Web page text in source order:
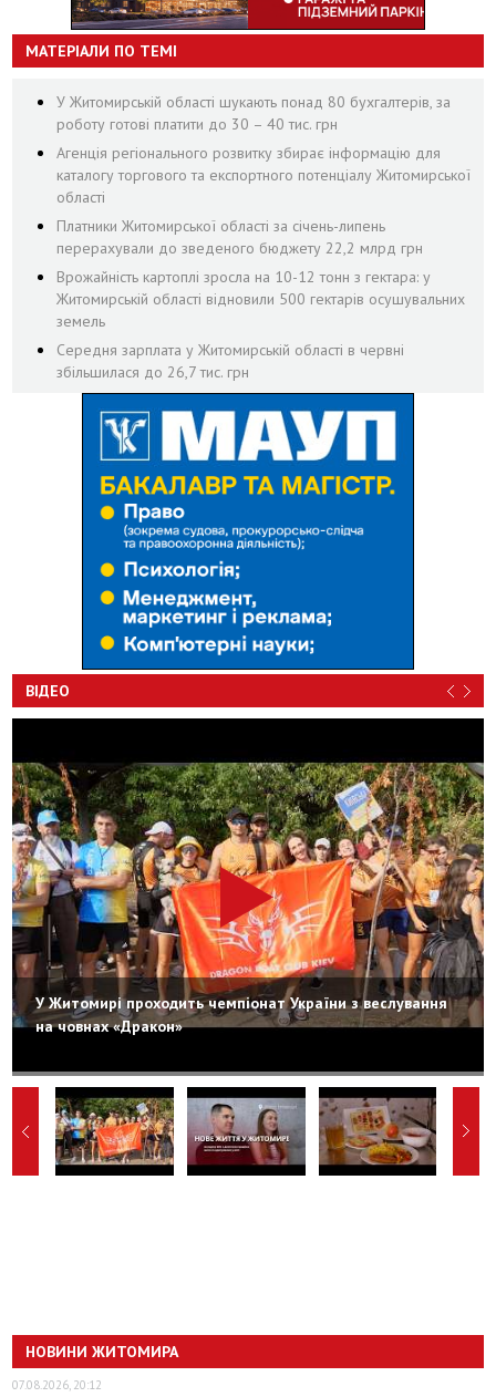
МАТЕРІАЛИ ПО ТЕМІ
У Житомирській області шукають понад 80 бухгалтерів, за
роботу готові платити до 30 – 40 тис. грн
Агенція регіонального розвитку збирає інформацію для
каталогу торгового та експортного потенціалу Житомирської
області
Платники Житомирської області за січень-липень
перерахували до зведеного бюджету 22,2 млрд грн
Врожайність картоплі зросла на 10-12 тонн з гектара: у
Житомирській області відновили 500 гектарів осушувальних
земель
Середня зарплата у Житомирській області в червні
збільшилася до 26,7 тис. грн
ВІДЕО
У Житомирі проходить чемпіонат України з веслування
на човнах «Дракон»
НОВИНИ ЖИТОМИРА
07.08.2026, 20:12